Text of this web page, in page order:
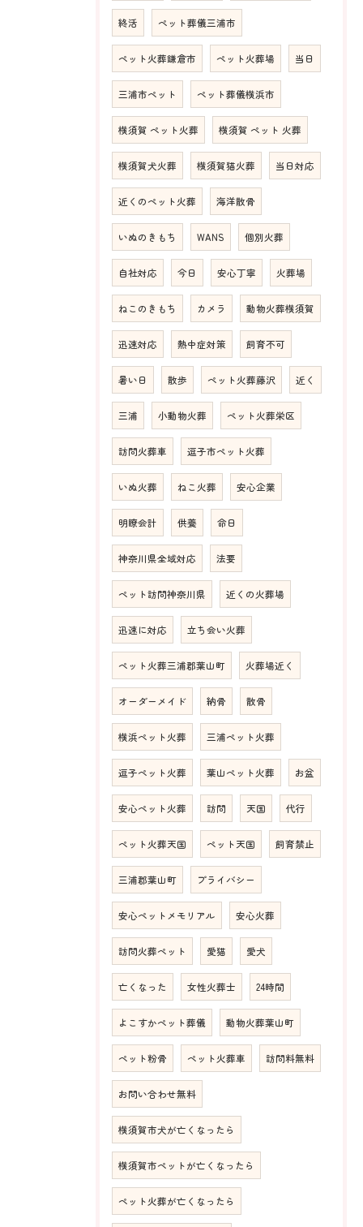
終活 ペット葬儀三浦市
ペット火葬鎌倉市 ペット火葬場 当日
三浦市ペット ペット葬儀横浜市
横須賀 ペット火葬 横須賀 ペット 火葬
横須賀犬火葬 横須賀猫火葬 当日対応
近くのペット火葬 海洋散骨
いぬのきもち WANS 個別火葬
自社対応 今日 安心丁寧 火葬場
ねこのきもち カメラ 動物火葬横須賀
迅速対応 熱中症対策 飼育不可
暑い日 散歩 ペット火葬藤沢 近く
三浦 小動物火葬 ペット火葬栄区
訪問火葬車 逗子市ペット火葬
いぬ火葬 ねこ火葬 安心企業
明瞭会計 供養 命日
神奈川県全域対応 法要
ペット訪問神奈川県 近くの火葬場
迅速に対応 立ち会い火葬
ペット火葬三浦郡葉山町 火葬場近く
オーダーメイド 納骨 散骨
横浜ペット火葬 三浦ペット火葬
逗子ペット火葬 葉山ペット火葬 お盆
安心ペット火葬 訪問 天国 代行
ペット火葬天国 ペット天国 飼育禁止
三浦郡葉山町 プライバシー
安心ペットメモリアル 安心火葬
訪問火葬ペット 愛猫 愛犬
亡くなった 女性火葬士 24時間
よこすかペット葬儀 動物火葬葉山町
ペット粉骨 ペット火葬車 訪問料無料
お問い合わせ無料
横須賀市犬が亡くなったら
横須賀市ペットが亡くなったら
ペット火葬が亡くなったら